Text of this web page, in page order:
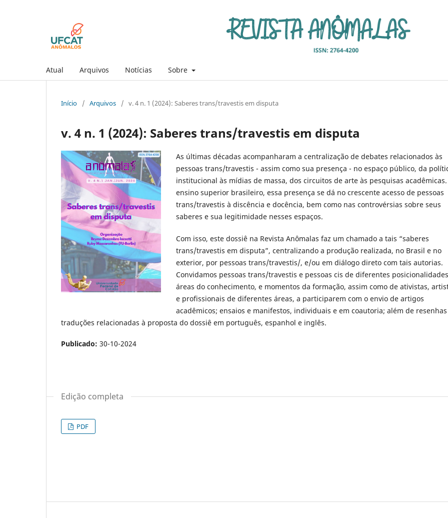
Atual Arquivos Notícias Sobre
Início / Arquivos / v. 4 n. 1 (2024): Saberes trans/travestis em disputa
v. 4 n. 1 (2024): Saberes trans/travestis em disputa
As últimas décadas acompanharam a centralização de debates relacionados às
pessoas trans/travestis - assim como sua presença - no espaço público, da
institucional às mídias de massa, dos circuitos de arte às pesquisas
ensino superior brasileiro, essa presença se dá no crescente acesso de pessoas
trans/travestis à discência e docência, bem como nas controvérsias sobre seus
saberes e sua legitimidade nesses espaços.
Com isso, este dossiê na Revista Anômalas faz um chamado a tais “saberes
trans/travestis em disputa”, centralizando a produção realizada, no Brasil e no
exterior, por pessoas trans/travestis/, e/ou em diálogo direto com tais autorias.
Convidamos pessoas trans/travestis e pessoas cis de diferentes
áreas do conhecimento, e momentos da formação, assim como de ativistas,
e profissionais de diferentes áreas, a participarem com o envio de artigos
acadêmicos; ensaios e manifestos, individuais e em coautoria; além de
traduções relacionadas à proposta do dossiê em português, espanhol e inglês.
Publicado: 30-10-2024
Edição completa
PDF